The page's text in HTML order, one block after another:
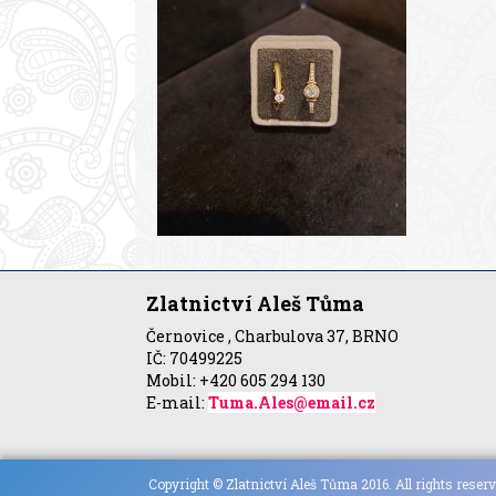
Zlatnictví Aleš Tůma
Černovice , Charbulova 37, BRNO
IČ: 70499225
Mobil: +420 605 294 130
E-mail: Tuma.Ales@email.cz
Copyright © Zlatnictví Aleš Tůma 2016. All rights